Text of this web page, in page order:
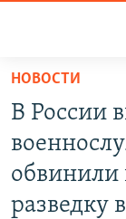
Вернуться
основному
содержанию
Вернутся
главной
ГРУЗ 200
КАРТА
ВОДА
НОВОСТИ
В России
обвинили